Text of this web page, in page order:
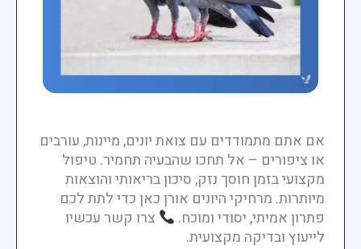
אם אתם מתמודדים עם צואת יונים, מיינות, עורבים
או ציפורים – אל תחכו שהבעיה תחמיר. טיפול
מקצועי בזמן חוסך נזק, סיכון בריאותי והוצאות
מיותרות. מרחיקי היונים אורן כאן כדי לתת לכם
פתרון אמיתי, יסודי ומוכח.
צרו קשר עכשיו
לייעוץ ובדיקה מקצועית.